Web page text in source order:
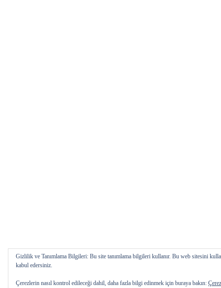
Gizlilik ve Tanımlama Bilgileri: Bu site tanımlama bilgileri kullanır. Bu web sitesini
kabul edersiniz.
Çerezlerin nasıl kontrol edileceği dahil, daha fazla bilgi edinmek için buraya bakın: